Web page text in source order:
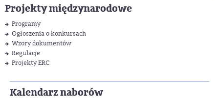
Projekty międzynarodowe
Programy
Ogłoszenia o konkursach
Wzory dokumentów
Regulacje
Projekty ERC
Kalendarz naborów